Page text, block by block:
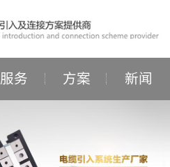
服务 方案 新闻